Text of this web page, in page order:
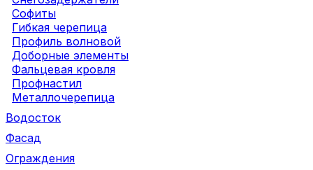
Софиты
Гибкая черепица
Профиль волновой
Доборные элементы
Фальцевая кровля
Профнастил
Металлочерепица
Водосток
Фасад
Ограждения